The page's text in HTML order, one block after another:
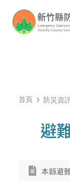
首頁 防災資
避
本縣避